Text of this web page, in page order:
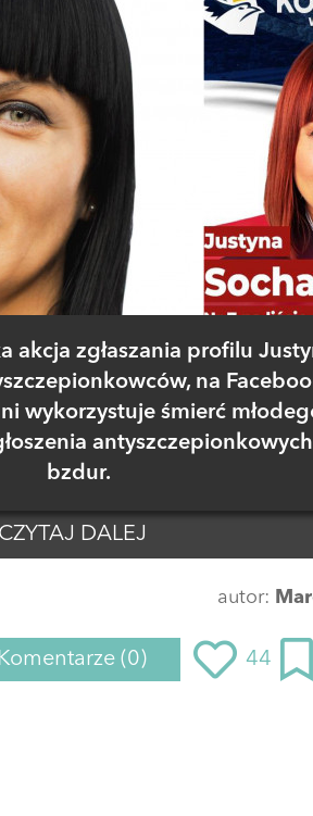
akcja zgłaszania profilu
na
wykorzystuje śmierć
antyszczepionkowych
bzdur.
CZYTAJ DALEJ
autor:
Komentarze (0) 44